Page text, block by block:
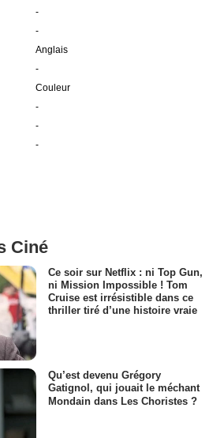
-
-
Anglais
-
Couleur
-
-
-
Ciné
Ce soir sur Netflix : ni Top Gun,
ni Mission Impossible ! Tom
Cruise est irrésistible dans ce
thriller tiré d’une histoire vraie
Qu’est devenu Grégory
Gatignol, qui jouait le méchant
Mondain dans Les Choristes ?